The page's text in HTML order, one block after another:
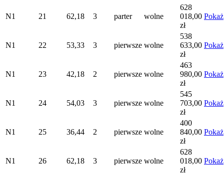
N1 21 62,18 3 parter wolne
628
018,00
zł
Pokaż
N1 22 53,33 3 pierwsze wolne
538
633,00
zł
Pokaż
N1 23 42,18 2 pierwsze wolne
463
980,00
zł
Pokaż
N1 24 54,03 3 pierwsze wolne
545
703,00
zł
Pokaż
N1 25 36,44 2 pierwsze wolne
400
840,00
zł
Pokaż
N1 26 62,18 3 pierwsze wolne
628
018,00
zł
Pokaż